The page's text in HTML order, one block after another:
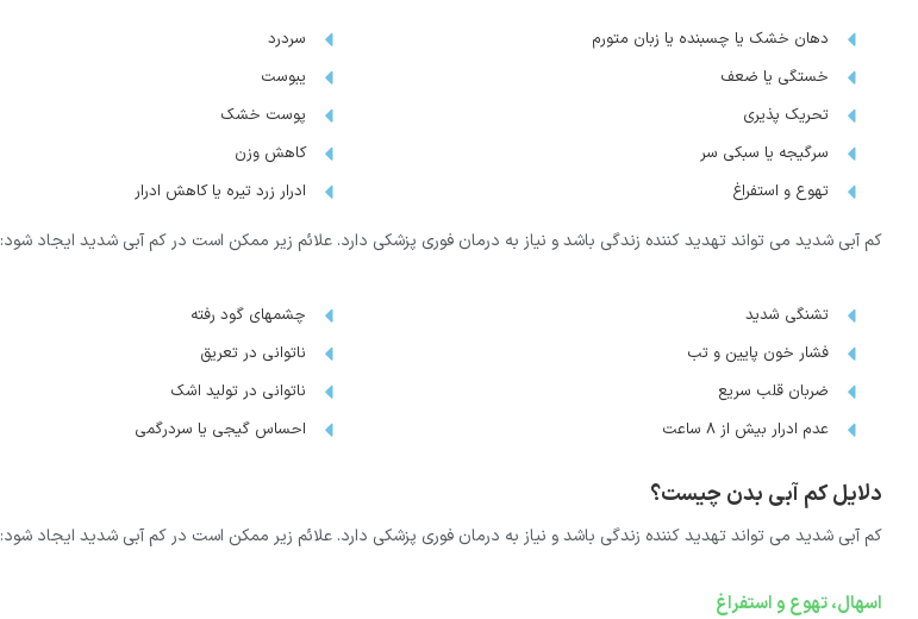
دهان خشک یا چسبنده یا زبان متورم
خستگی یا ضعف
تحریک پذیری
سرگیجه یا سبکی سر
تهوع و استفراغ
سردرد
یبوست
پوست خشک
کاهش وزن
ادرار زرد تیره یا کاهش ادرار
کم آبی شدید می تواند تهدید کننده زندگی باشد و نیاز به درمان فوری پزشکی دارد. علائم زیر ممکن است در کم آبی شدید ایجاد شود:
تشنگی شدید
فشار خون پایین و تب
ضربان قلب سریع
عدم ادرار بیش از 8 ساعت
چشمهای گود رفته
ناتوانی در تعریق
ناتوانی در تولید اشک
احساس گیجی یا سردرگمی
دلایل کم آبی بدن چیست؟
کم آبی شدید می تواند تهدید کننده زندگی باشد و نیاز به درمان فوری پزشکی دارد. علائم زیر ممکن است در کم آبی شدید ایجاد شود:
اسهال، تهوع و استفراغ